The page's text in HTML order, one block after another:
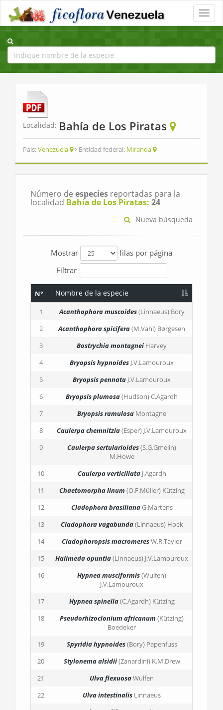
Toggle
Localidad: Bahía de Los Piratas
Pais:Venezuela Entidad federal: Miranda
Número de especies reportadas para la
localidad Bahía de Los Piratas: 24
Nueva búsqueda
Mostrar
filas por página
Filtrar
N° Nombre de la especie
1 Acanthophora muscoides(Linnaeus) Bory
2
Acanthophora spicifera(M.Vahl) Børgesen
3
Bostrychia montagnei Harvey
4
Bryopsis hypnoides J.V.Lamouroux
5
Bryopsis pennata J.V.Lamouroux
6
Bryopsis plumosa(Hudson) C.Agardh
7
Bryopsis ramulosa Montagne
8
Caulerpa chemnitzia(Esper) J.V.Lamouroux
9
Caulerpa sertularioides(S.G.Gmelin)
M.Howe
10
Caulerpa verticillata J.Agardh
11
Chaetomorpha linum (O.F.Müller) Kützing
12
Cladophora brasilianaG.Martens
13
Cladophora vagabunda(Linnaeus) Hoek
14
Cladophoropsis macromeresW.R.Taylor
15
Halimeda opuntia(Linnaeus) J.V.Lamouroux
16
Hypnea musciformis(Wulfen)
J.V.Lamouroux
17
Hypnea spinella(C.Agardh) Kützing
18
Pseudorhizoclonium africanum (Kützing)
Boedeker
19
Spyridia hypnoides(Bory) Papenfuss
20
Stylonema alsidii(Zanardini) K.M.Drew
21
Ulva flexuosaWulfen
22
Ulva intestinalis Linnaeus